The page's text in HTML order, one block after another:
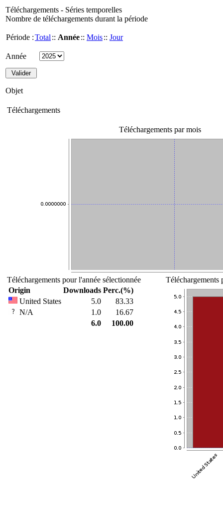
Téléchargements - Séries temporelles
Nombre de téléchargements durant la période
Période :Total :: Année:: Mois:: Jour
Année
Objet
Téléchargements
Téléchargements par mois
Téléchargements pour l'année sélectionnée
Origin
Downloads Perc.(%)
United States
5.0
83.33
N/A
1.0
16.67
6.0
100.00
Téléchargements